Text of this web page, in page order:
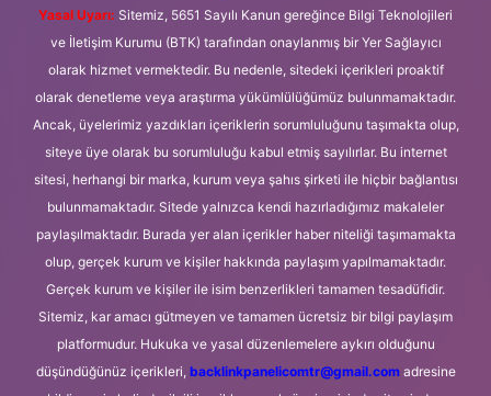
Yasal Uyarı: Sitemiz, 5651 Sayılı Kanun gereğince Bilgi Teknolojileri
ve İletişim Kurumu (BTK) tarafından onaylanmış bir Yer Sağlayıcı
olarak hizmet vermektedir. Bu nedenle, sitedeki içerikleri proaktif
olarak denetleme veya araştırma yükümlülüğümüz bulunmamaktadır.
Ancak, üyelerimiz yazdıkları içeriklerin sorumluluğunu taşımakta olup,
siteye üye olarak bu sorumluluğu kabul etmiş sayılırlar. Bu internet
sitesi, herhangi bir marka, kurum veya şahıs şirketi ile hiçbir bağlantısı
bulunmamaktadır. Sitede yalnızca kendi hazırladığımız makaleler
paylaşılmaktadır. Burada yer alan içerikler haber niteliği taşımamakta
olup, gerçek kurum ve kişiler hakkında paylaşım yapılmamaktadır.
Gerçek kurum ve kişiler ile isim benzerlikleri tamamen tesadüfidir.
Sitemiz, kar amacı gütmeyen ve tamamen ücretsiz bir bilgi paylaşım
platformudur. Hukuka ve yasal düzenlemelere aykırı olduğunu
düşündüğünüz içerikleri, backlinkpanelicomtr@gmail.comadresine